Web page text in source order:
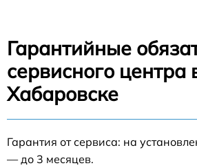
Гарантийные
сервисного центра
Хабаровске
Гарантия от сервиса: на
— до 3 месяцев.